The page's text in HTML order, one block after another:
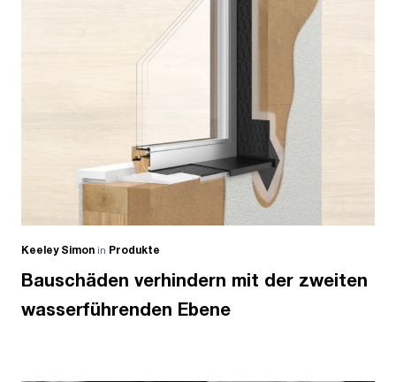
Keeley Simon in Produkte
Bauschäden verhindern mit der zweiten
wasserführenden Ebene